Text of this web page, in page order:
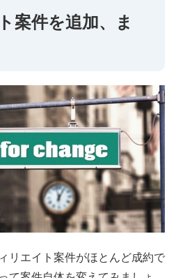
案件を追加、ま
リエイト案件がほとんど成約で